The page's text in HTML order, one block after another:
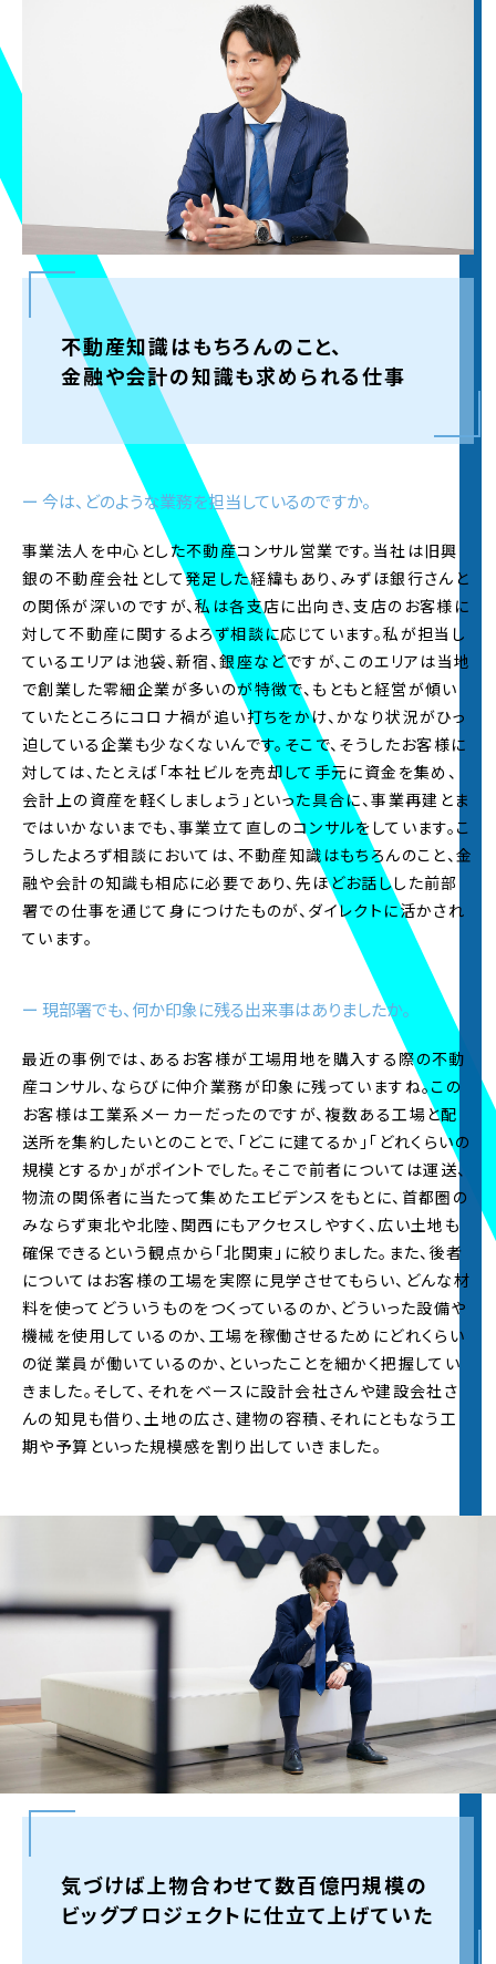
2024年度 5Daysインターンの
始しました。※募集要項は
をご覧ください
2024.5.13
2024年度夏オープン・カンパニー
を開始しました。※詳細は夏オープン・カンパニ
ーサイトをご覧ください
2024.3.1
ページを登録済の方はこちらからログインくださ
い
2023.9.1
2023年度 5Daysインターンのエントリー受付を開
始しました。※募集要項は
ジをご覧ください
2023.9.1
インターンシップ過去参加者インタビューページ
を更新しました。2024年入社予定の内定者のイン
タビューを初公開。
2023.6.1
2023年度 夏オープン・カンパニーのエントリー受
付 を開始しました。※詳細は夏オープン・カンパニ
ーサイトをご覧ください
2023.5.22
2023年度夏オープン・カンパニーの概要を公開し
ました。マイページ登録は6月1日より受け付けま
す。
エントリー受付を開始 いたしまし
た！皆様からのご応募お待ちしております。※マイ
ページを登録済の方はこちらからログイン
2023.1.30
内定者制作サイトを更新いたしました。2023年入
社の内定者が制作したコンテンツをInstagram
配信開始しました。
※3月上旬までにかけて、毎週月・火・木17時、3グ
ループが5回に分けて投稿します。
2022.9.1
2022年度5Daysインターンのエントリー受付を開
始しました。
※募集要項は
5Daysインターンページ をご覧くだ
さい
2022.9.1
インターンシップ過去参加者インタビューページ
を更新しました。
2023年入社予定の内定者のインタビューを初公
2022.6.1
2022年度夏インターンの エントリー受付を開始し
ました。
※詳細は 夏インターンページをご覧ください
2022年度 インターンシップサイトをオープンし、
インターンページを公開しました。マイページ登録
は6月1日より受け付けます。
2022.3.1
2022.2.15
2022年入社の 内定者制作サイトを公開しました。
不動産知識はもちろんのこと、
金融や会計の知識も求められる仕事
ー 今は、どのような業務を担当しているのですか。
事業法人を中心とした不動産コンサル営業です。当社は旧興
銀の不動産会社として発足した経緯もあり、みずほ銀行さんと
の関係が深いのですが、私は各支店に出向き、支店のお客様に
対して不動産に関するよろず相談に応じています。私が担当し
ているエリアは池袋、新宿、銀座などですが、このエリアは当地
で創業した零細企業が多いのが特徴で、もともと経営が傾い
ていたところにコロナ禍が追い打ちをかけ、かなり状況がひっ
迫している企業も少なくないんです。そこで、そうしたお客様に
対しては、たとえば「本社ビルを売却して手元に資金を集め、
会計上の資産を軽くしましょう」といった具合に、事業再建とま
ではいかないまでも、事業立て直しのコンサルをしています。こ
うしたよろず相談においては、不動産知識はもちろんのこと、金
融や会計の知識も相応に必要であり、先ほどお話しした前部
署での仕事を通じて身につけたものが、ダイレクトに活かされ
ています。
ー 現部署でも、何か印象に残る出来事はありましたか。
最近の事例では、あるお客様が工場用地を購入する際の不動
産コンサル、ならびに仲介業務が印象に残っていますね。この
お客様は工業系メーカーだったのですが、複数ある工場と配
送所を集約したいとのことで、「どこに建てるか」「どれくらいの
規模とするか」がポイントでした。そこで前者については運送、
物流の関係者に当たって集めたエビデンスをもとに、首都圏の
みならず東北や北陸、関西にもアクセスしやすく、広い土地も
確保できるという観点から「北関東」に絞りました。また、後者
についてはお客様の工場を実際に見学させてもらい、どんな材
料を使ってどういうものをつくっているのか、どういった設備や
機械を使用しているのか、工場を稼働させるためにどれくらい
の従業員が働いているのか、といったことを細かく把握してい
きました。そして、それをベースに設計会社さんや建設会社さ
んの知見も借り、土地の広さ、建物の容積、それにともなう工
期や予算といった規模感を割り出していきました。
気づけば上物合わせて数百億円規模の
ビッグプロジェクトに仕立て上げていた